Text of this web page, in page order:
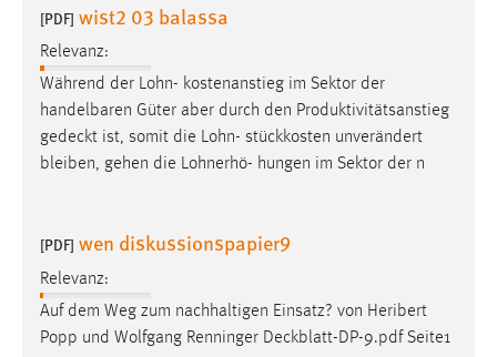
[PDF] wist2 03 balassa
Relevanz:
Während der Lohn- kostenanstieg im Sektor der
handelbaren Güter aber durch den Produktivitätsanstieg
gedeckt ist, somit die Lohn- stückkosten unverändert
bleiben, gehen die Lohnerhö- hungen im Sektor der n
[PDF] wen diskussionspapier9
Relevanz:
Auf dem Weg zum nachhaltigen Einsatz? von Heribert
Popp und Wolfgang Renninger Deckblatt-DP-9.pdfSeite1
Sprachpräferenz
Name:
site-language-preference
Zweck:
30 Tage
Chat